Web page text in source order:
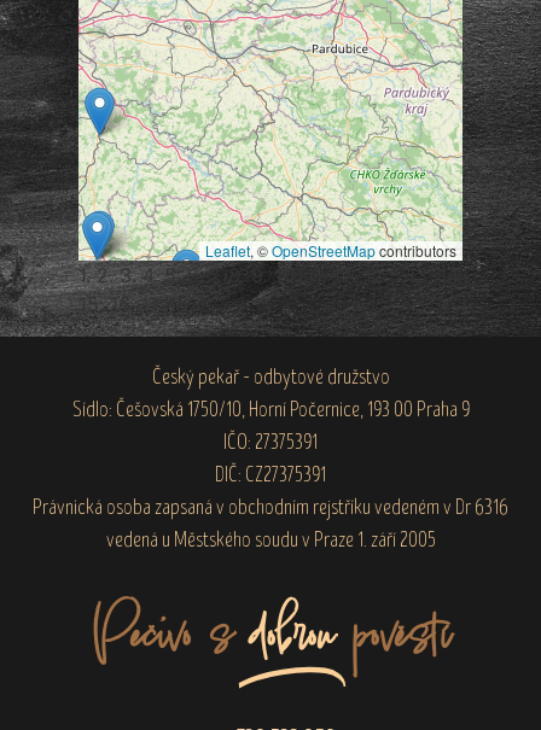
Leaflet, ©OpenStreetMapcontributors
1.2.3.4.5.6.7.8. 9. 10. 11.12.12.513.14.
15.16.17.18.
Český pekař – odbytové družstvo
Sídlo: Češovská 1750/10, Horní Počernice, 193 00 Praha 9
IČO: 27375391
DIČ: CZ27375391
Právnická osoba zapsaná v obchodním rejstříku vedeném v Dr 6316
vedená u Městského soudu v Praze 1. září 2005
Pečivo sdobroupověstí